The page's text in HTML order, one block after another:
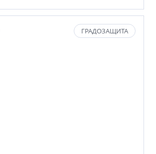
ГРАДОЗАЩИТА